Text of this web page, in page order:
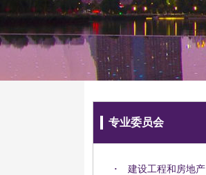
专业委员会
· 建设工程和房地产